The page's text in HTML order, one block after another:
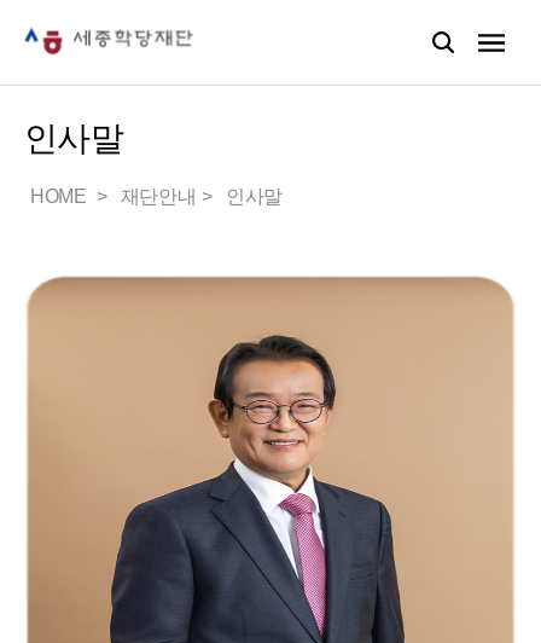
인사말
HOME 재단안내 인사말